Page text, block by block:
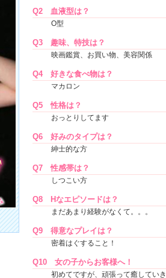
Q2 血液型は？
O型
Q3 趣味、特技は？
映画鑑賞、お買い物、美容関係
Q4 好きな食べ物は？
マカロン
Q5 性格は？
おっとりしてます
Q6 好みのタイプは？
紳士的な方
Q7 性感帯は？
しつこい方
Q8 Hなエピソードは？
まだあまり経験がなくて。。。
Q9 得意なプレイは？
密着はぐすること！
Q10 女の子からお客様へ！
初めてですが、頑張って癒していき